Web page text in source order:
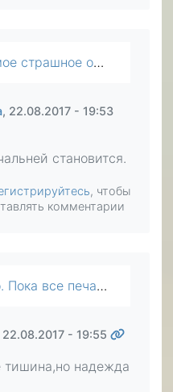
Вам желаю здоровья,долгих лет жизни .Чтобы помощь,которую вы ждете,пришла.
, 22.08.2017 - 19:53
становится.
, чтобы
комментарии
печальней становится.
22.08.2017 - 19:55
надежда